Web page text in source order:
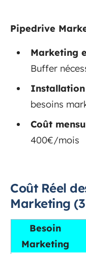
Pipedrive
Marketing
Buffer
besoins
Coût
400€/mois
Coût Réel
Marketing
Besoin
Marketing